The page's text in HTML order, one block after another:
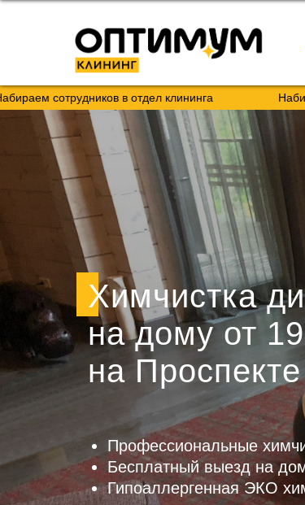
в отдел клининга Набираем
Химчистка
на дому от
на
Профессиональные
Бесплатный выезд на
Гипоаллергенная ЭКО